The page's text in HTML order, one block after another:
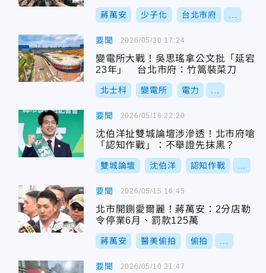
蔣萬安 少子化 台北市府
要聞
變電所大戰！吳思瑤拿公文批「延宕
23年」 台北市府：竹篙裝菜刀
北士科 變電所 電力
2026/05/30 17:24
要聞
沈伯洋扯雙城論壇涉滲透！北市府嗆
「認知作戰」：不舉證先抹黑？
雙城論壇 沈伯洋 認知作戰
2026/05/16 22:20
要聞
北市開鍘愛爾麗！蔣萬安：2分店勒
令停業6月、罰款125萬
蔣萬安 醫美偷拍 偷拍
2026/05/15 16:45
要聞 2026/05/10 21:47